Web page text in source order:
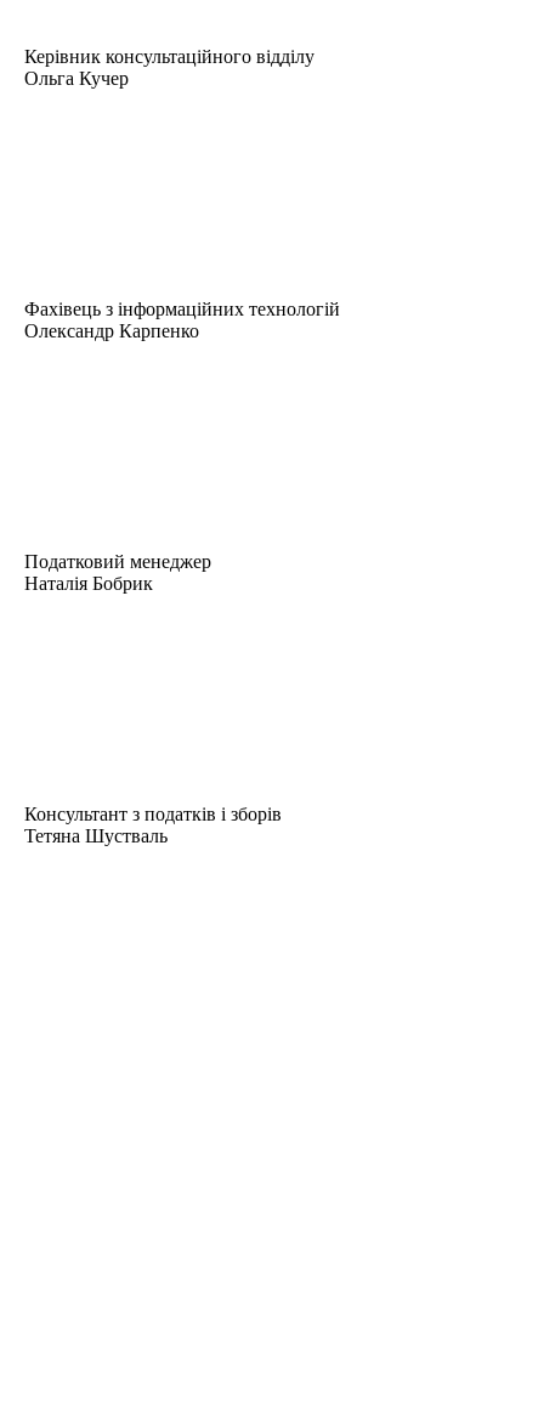
Керівник консультаційного відділу
Ольга Кучер
Фахівець з інформаційних технологій
Олександр Карпенко
Податковий менеджер
Наталія Бобрик
Консультант з податків і зборів
Тетяна Шустваль